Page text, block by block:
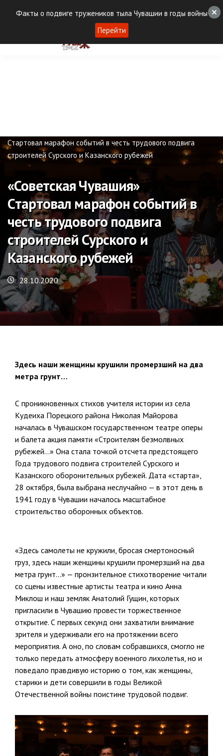
Cтартовал марафон событий в честь трудового подвига
строителей Сурского и Казанского рубежей
«Советская Чувашия»
Cтартовал марафон событий в
честь трудового подвига
строителей Сурского и
Казанского рубежей
28.10.2020
Здесь наши женщины крушили промерзший на два
метра грунт…
С проникновенных стихов учителя истории из села
Кудеиха Порецкого района Николая Майорова
началась в Чувашском государственном театре оперы
и балета акция памяти «Строителям безмолвных
рубежей…» Она стала точкой отсчета предстоящего
Года трудового подвига строителей Сурского и
Казанского оборонительных рубежей. Дата «старта»,
28 октября, была выбрана неслучайно — в этот день в
1941 году в Чувашии началось масштабное
строительство оборонных объектов.
«Здесь самолеты не кружили, бросая смертоносный
груз, здесь наши женщины крушили промерзший на два
метра грунт…» — пронзительное стихотворение читали
со сцены известные артисты театра и кино Анна
Миклош и наш земляк Анатолий Гущин, которых
пригласили в Чувашию провести торжественное
открытие. С первых секунд они захватили внимание
зрителя и удерживали его на протяжении всего
мероприятия. А оно, по словам собравшихся, смогло не
только передать атмосферу военного лихолетья, но и
поведало правдивую историю о том, как женщины,
старики и дети совершили в годы Великой
Отечественной войны поистине трудовой подвиг.
Факты о подвиге тружеников тыла Чувашии в годы войны
Перейти